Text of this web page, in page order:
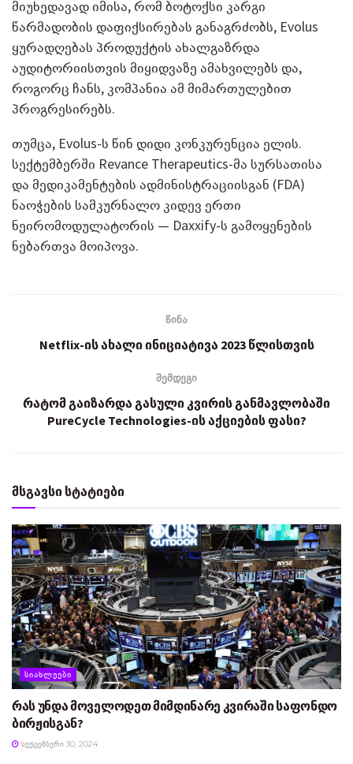
მიუხედავად იმისა, რომ ბოტოქსი კარგი
წარმადობის დაფიქსირებას განაგრძობს, Evolus
ყურადღებას პროდუქტის ახალგაზრდა
აუდიტორიისთვის მიყიდვაზე ამახვილებს და,
როგორც ჩანს, კომპანია ამ მიმართულებით
პროგრესირებს.
თუმცა, Evolus-ს წინ დიდი კონკურენცია ელის.
სექტემბერში Revance Therapeutics-მა სურსათისა
და მედიკამენტების ადმინისტრაციისგან (FDA)
ნაოჭების სამკურნალო კიდევ ერთი
ნეირომოდულატორის — Daxxify-ს გამოყენების
ნებართვა მოიპოვა.
წინა
Netflix-ის ახალი ინიციატივა 2023 წლისთვის
შემდეგი
რატომ გაიზარდა გასული კვირის განმავლობაში
PureCycle Technologies-ის აქციების ფასი?
მსგავსი სტატიები
ᲡᲘᲐᲮᲚᲔᲔᲑᲘ
რას უნდა მოველოდეთ მიმდინარე კვირაში საფონდო
ბირჟისგან?
ᲡᲔᲥᲢᲔᲛᲑᲔᲠᲘ 30, 2024